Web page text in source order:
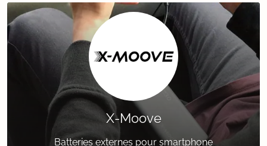
X-Moove
Batteries externes pour smartphone